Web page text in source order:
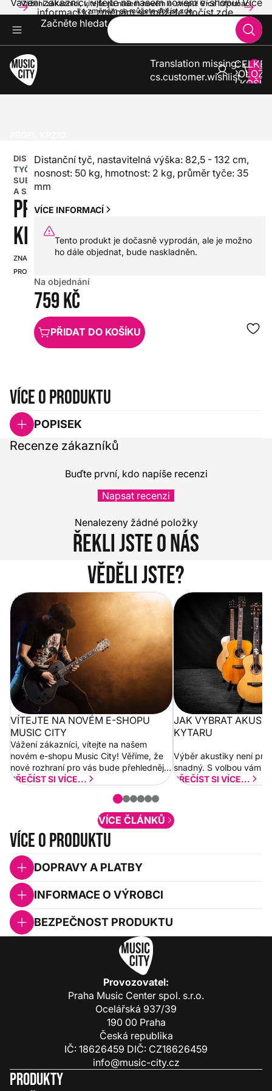
Vážení zákazníci, vítejte na našem novém e-shopu! Více informací
ke změnám se můžete dočíst zde.
Vážení zákazníci, vítejte na našem novém e-shopu! Více
informací ke změnám se můžete dočíst zde.
Začněte hledat
Translation missing:
cs.customer.wishlist
V
0
DISTANČNÍ
TYČE MEZI
SUBWOOFER
A SATELIT
PROEL
KP210
ZNAČKA:
PROEL
SKU:
Distanční tyč, nastavitelná výška: 82,5 - 132 cm,
nosnost: 50 kg, hmotnost: 2 kg, průměr tyče: 35
mm
VÍCE INFORMACÍ
Tento produkt je dočasně vyprodán, ale je možno
ho dále objednat, bude naskladněn.
Na objednání
759 Kč
PŘIDAT DO KOŠÍKU
Více o produktu
POPISEK
Recenze zákazníků
Buďte první, kdo napíše recenzi
Napsat recenzi
Nenalezeny žádné položky
Řekli jste o nás
Věděli jste?
Vítejte na novém e-shopu Music
City
VÍTEJTE NA NOVÉM E-SHOPU
MUSIC CITY
Vážení zákazníci, vítejte na našem
novém e-shopu Music City! Věříme, že
nové rozhraní pro vás bude přehlednější
a rychlejší. Postupně budeme přidávat
PŘEČÍST SI VÍCE...
Jak vybrat
JAK VYBRAT
KYTARU
Výběr akustiky není pro
snadný. S volbou vám
PŘEČÍST SI VÍCE...
VÍCE ČLÁNKŮ
Více o produktu
DOPRAVY A PLATBY
INFORMACE O VÝROBCI
BEZPEČNOST PRODUKTU
Provozovatel:
Praha Music Center spol. s.r.o.
Ocelářská 937/39
190 00 Praha
Česká republika
IČ: 18626459 DIČ: CZ18626459
info@music-city.cz
Produkty